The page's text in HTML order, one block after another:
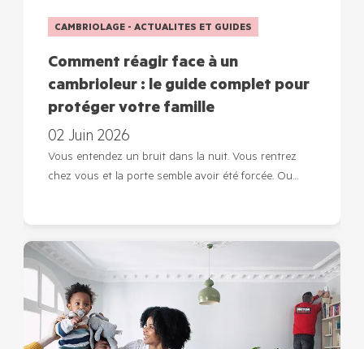
CAMBRIOLAGE - ACTUALITES ET GUIDES
Comment réagir face à un
cambrioleur : le guide complet pour
protéger votre famille
02 Juin 2026
Vous entendez un bruit dans la nuit. Vous rentrez
chez vous et la porte semble avoir été forcée. Ou…